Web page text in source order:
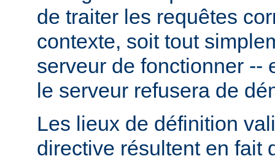
de traiter les requêtes
contexte, soit tout
serveur de fonctionner --
le serveur refusera de
Les lieux de définition
directive résultent en fait